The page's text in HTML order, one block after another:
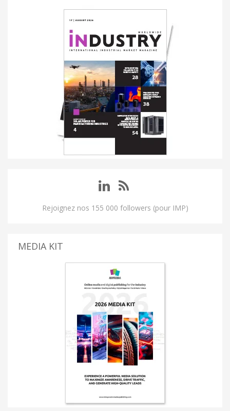
Rejoignez nos 155 000 followers (pour IMP)
MEDIA KIT